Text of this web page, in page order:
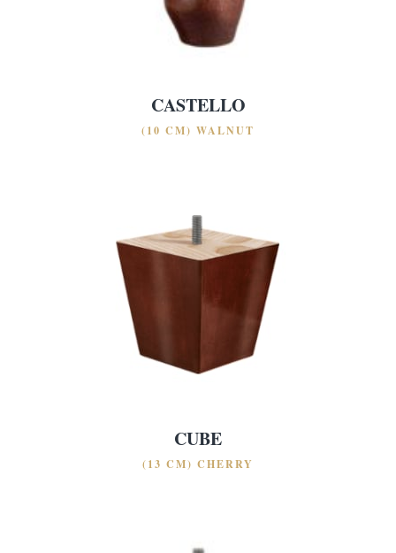
CASTELLO
(10 CM) WALNUT
CUBE
(13 CM) CHERRY